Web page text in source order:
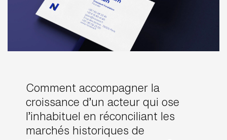
Comment accompagner la
croissance d’un acteur qui ose
l’inhabituel en réconciliant les
marchés historiques de